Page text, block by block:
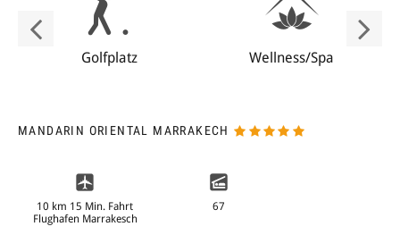
Golfplatz Wellness/Spa
MANDARIN ORIENTAL MARRAKECH
10 km 15 Min. Fahrt
Flughafen Marrakesch
67